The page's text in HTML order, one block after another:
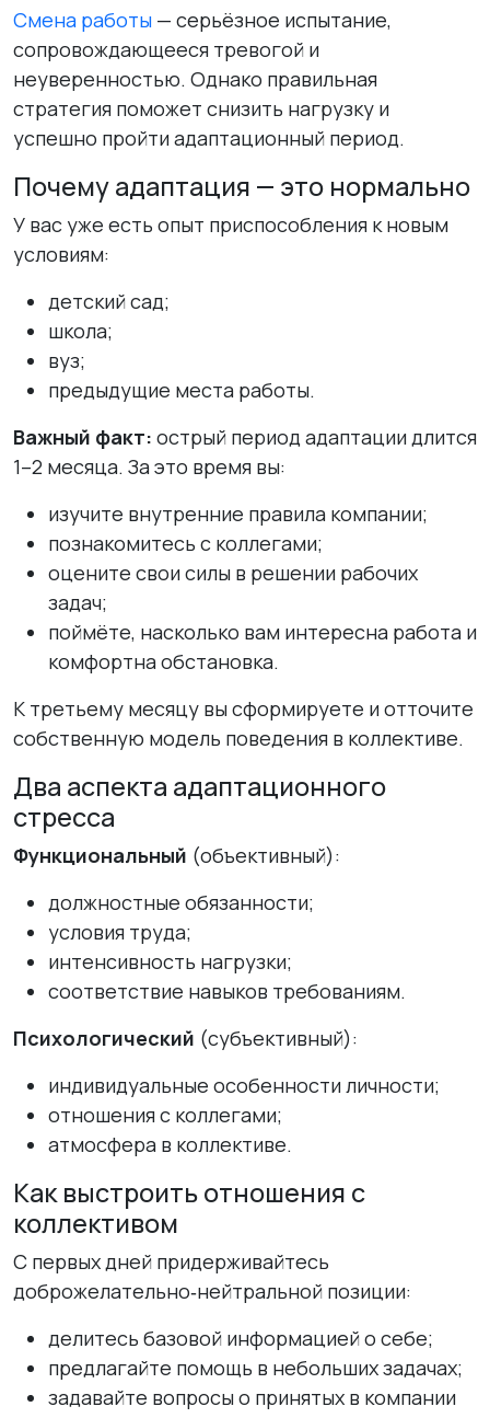
Смена работы — серьёзное испытание,
сопровождающееся тревогой и
неуверенностью. Однако правильная
стратегия поможет снизить нагрузку и
успешно пройти адаптационный период.
Почему адаптация — это нормально
У вас уже есть опыт приспособления к новым
условиям:
детский сад;
школа;
вуз;
предыдущие места работы.
Важный факт: острый период адаптации длится
1–2 месяца. За это время вы:
изучите внутренние правила компании;
познакомитесь с коллегами;
оцените свои силы в решении рабочих
задач;
поймёте, насколько вам интересна работа и
комфортна обстановка.
К третьему месяцу вы сформируете и отточите
собственную модель поведения в коллективе.
Два аспекта адаптационного
стресса
Функциональный (объективный):
должностные обязанности;
условия труда;
интенсивность нагрузки;
соответствие навыков требованиям.
Психологический (субъективный):
индивидуальные особенности личности;
отношения с коллегами;
атмосфера в коллективе.
Как выстроить отношения с
коллективом
С первых дней придерживайтесь
доброжелательно‑нейтральной позиции:
делитесь базовой информацией о себе;
предлагайте помощь в небольших задачах;
задавайте вопросы о принятых в компании